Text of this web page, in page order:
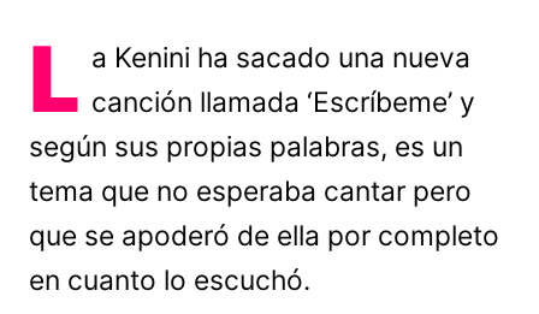
L a Kenini ha sacado una nueva
canción llamada ‘Escríbeme’ y
según sus propias palabras, es un
tema que no esperaba cantar pero
que se apoderó de ella por completo
en cuanto lo escuchó.